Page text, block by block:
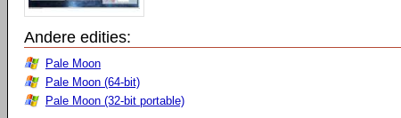
Andere edities:
Pale Moon
Pale Moon (64-bit)
Pale Moon (32-bit portable)